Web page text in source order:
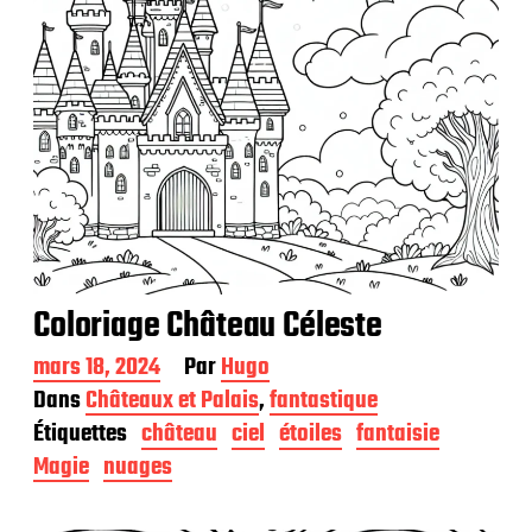
Coloriage Château Céleste
D
a
t
e
d
e
mars 18, 2024 ParHugo
DansChâteaux et Palais,fantastique
Étiquettes château ciel étoiles fantaisie
Magie nuages